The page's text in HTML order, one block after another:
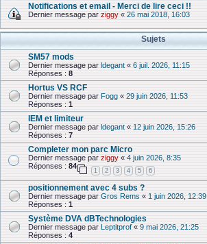
Notifications et email - Merci de lire ceci !!
Dernier message par ziggy « 26 mai 2018, 16:03
Sujets
SM57 mods
Dernier message par ldegant « 6 juil. 2026, 11:15
Réponses : 8
Hortus VS RCF
Dernier message par Fogg « 29 juin 2026, 11:53
Réponses : 1
IEM et limiteur
Dernier message par ldegant « 12 juin 2026, 15:26
Réponses : 7
Completer mon parc Micro
Dernier message par ziggy « 4 juin 2026, 8:35
Réponses : 84
1 2 3 4 5 6
positionnement avec 4 subs ?
Dernier message par Gros Rems « 1 juin 2026, 12:39
Réponses : 1
Système DVA dBTechnologies
Dernier message par Leptitprof « 9 mai 2026, 21:25
Réponses : 4